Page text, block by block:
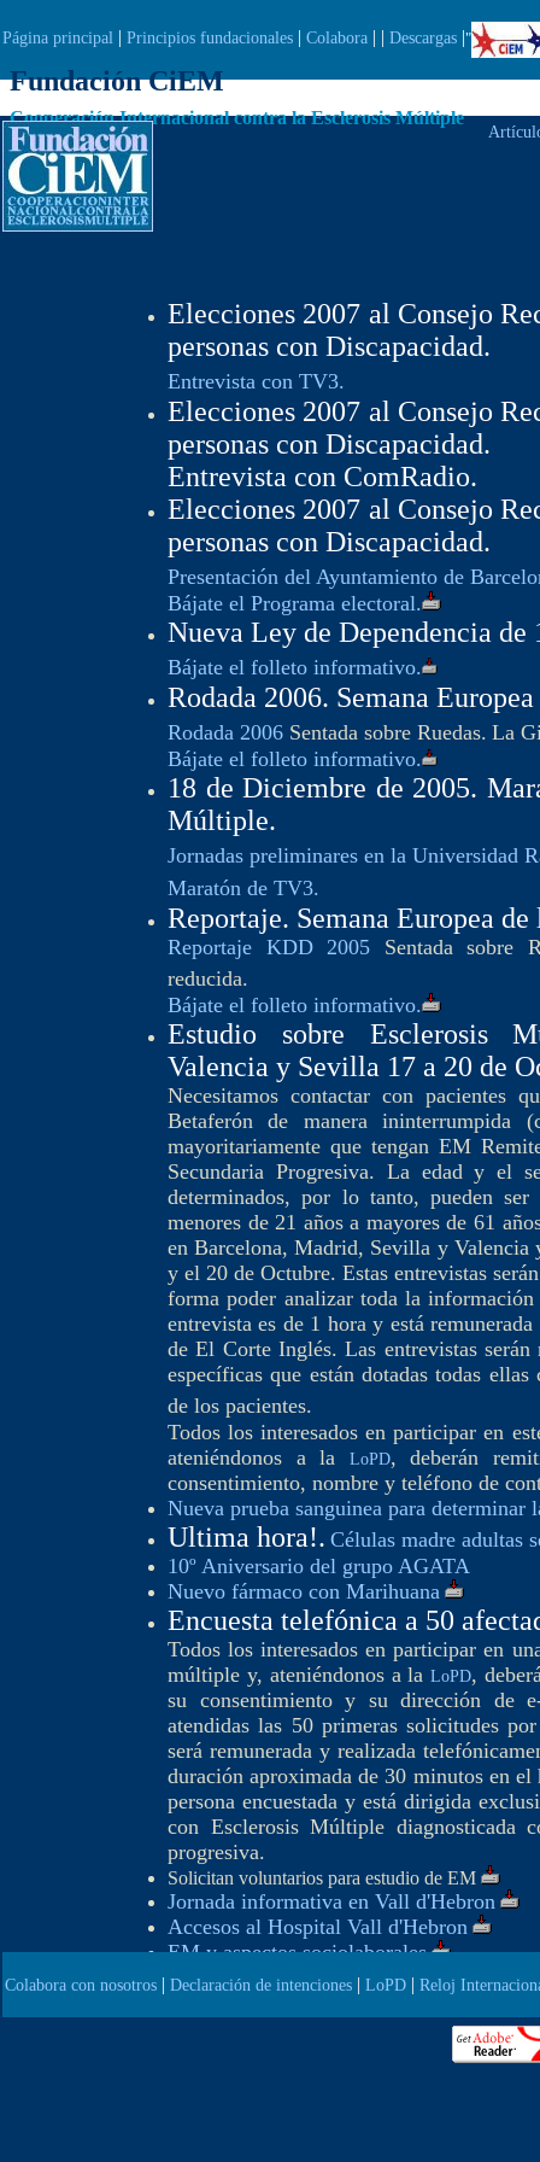
Página principal | Principios fundacionales | Colabora | | Descargas |"
Cooperación Internacional contra la Esclerosis Múltiple
Fundación CiEM
Elecciones 2007 al Consejo
personas con Discapacidad.
Entrevista con TV3.
Elecciones 2007 al Consejo
personas con Discapacidad.
Entrevista con ComRadio.
Elecciones 2007 al Consejo
personas con Discapacidad.
Presentación del Ayuntamiento de
Bájate el Programa electoral.
Nueva Ley de Dependencia de
Bájate el folleto informativo.
Rodada 2006. Semana
Rodada 2006 Sentada sobre Ruedas. La
Bájate el folleto informativo.
18 de Diciembre de 2005.
Múltiple.
Jornadas preliminares en la Universidad
Maratón de TV3.
Reportaje. Semana Europea
Reportaje KDD 2005 Sentada sobre
reducida.
Bájate el folleto informativo.
Estudio sobre Esclerosis
Valencia y Sevilla 17 a 20 de
Necesitamos contactar con pacientes
Betaferón de manera ininterrumpida
mayoritariamente que tengan EM
Secundaria Progresiva. La edad y el
determinados, por lo tanto, pueden
menores de 21 años a mayores de 61
en Barcelona, Madrid, Sevilla y Valencia
y el 20 de Octubre. Estas entrevistas
forma poder analizar toda la
entrevista es de 1 hora y está
de El Corte Inglés. Las entrevistas serán
específicas que están dotadas todas
de los pacientes.
Todos los interesados en participar en
ateniéndonos a la
LoPD, deberán
consentimiento, nombre y teléfono de
Nueva prueba sanguinea para
Ultima hora!. Células madre adultas
10º Aniversario del grupo AGATA
Nuevo fármaco con Marihuana
Encuesta telefónica a 50
Todos los interesados en participar en
múltiple y, ateniéndonos a laLoPD,
su consentimiento y su dirección de
atendidas las 50 primeras solicitudes
será remunerada y realizada
duración aproximada de 30 minutos en
persona encuestada y está dirigida
con Esclerosis Múltiple diagnosticada
progresiva.
Solicitan voluntarios para estudio de EM
Jornada informativa en Vall d'Hebron
Accesos al Hospital Vall d'Hebron
EM y aspectos sociolaborales
Si no tienes un lector de ficheros PDF, descárgatelo
Colabora con nosotros | Declaración de intenciones | LoPD | Reloj